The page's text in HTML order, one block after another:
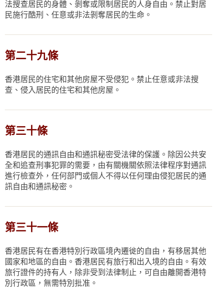
法搜查居民的身體、剝奪或限制居民的人身自由。禁止對居
民施行酷刑、任意或非法剝奪居民的生命。
第二十九條
香港居民的住宅和其他房屋不受侵犯。禁止任意或非法搜
查、侵入居民的住宅和其他房屋。
第三十條
香港居民的通訊自由和通訊秘密受法律的保護。除因公共安
全和追查刑事犯罪的需要，由有關機關依照法律程序對通訊
進行檢查外，任何部門或個人不得以任何理由侵犯居民的通
訊自由和通訊秘密。
第三十一條
香港居民有在香港特別行政區境內遷徙的自由，有移居其他
國家和地區的自由。香港居民有旅行和出入境的自由。有效
旅行證件的持有人，除非受到法律制止，可自由離開香港特
別行政區，無需特別批准。